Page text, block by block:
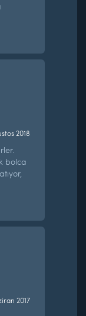
2018
bolca
2017